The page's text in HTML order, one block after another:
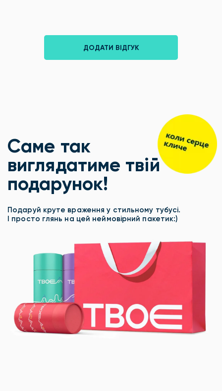
ДОДАТИ ВІДГУК
Саме так
виглядатиме твій
подарунок!
Подаруй круте враження у стильному тубусі.
І просто глянь на цей неймовірний пакетик:)